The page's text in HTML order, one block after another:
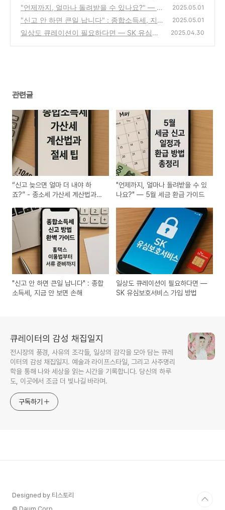
산세 계산법과 절세팁
(0)
"언제까지, 얼마나 돌려받을 수 있나요?" — 5
월 세금 환급 가이드
(0)
2025.05.01
"신고 안 하면 큰일 납니다" : 종합소득세, 지금
안 보면 손해
(4)
2025.05.01
일상도 큐레이션이 필요하다면 — SK 유심보
2025.04.30
관련글
“신고 늦으면 얼마 더 내야 하
죠?” - 종소세 가산세 계산법과
"언제까지, 얼마나 돌려받을 수 있
나요?" — 5월 세금 환급 가이드
"신고 안 하면 큰일 납니다" : 종합
소득세, 지금 안 보면 손해
일상도 큐레이션이 필요하다면 —
SK 유심보호서비스 가입 방법
큐레이터의 감성 채집일지
전시장의 풍경, 사유의 조각들, 일상의 감각을 모아 담는 큐레
이터의 감성 채집일지. 예술과 라이프스타일, 그리고 사주명리
학을 통해 나와 세상을 읽는 시간을 기록합니다. 당신의 하루
도, 이곳에서 조금 더 빛나길 바라며.
구독하기
Designed by 티스토리